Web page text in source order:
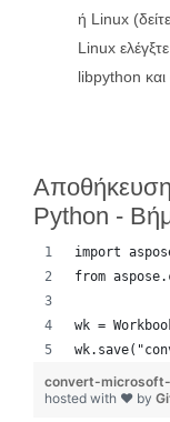
ή Linux
Linux
libpython
Python -
import
from
wk =
convert-
hosted with ❤ by